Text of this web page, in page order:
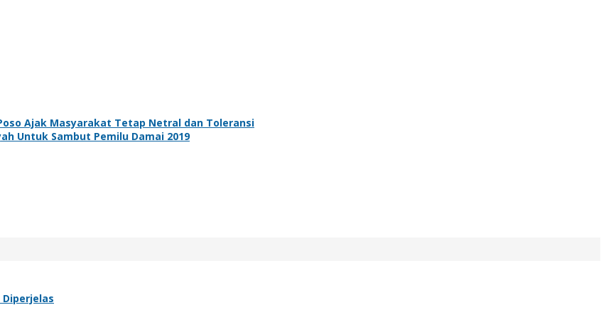
Ajak Masyarakat Tetap Netral dan Toleransi
Untuk Sambut Pemilu Damai 2019
Diperjelas